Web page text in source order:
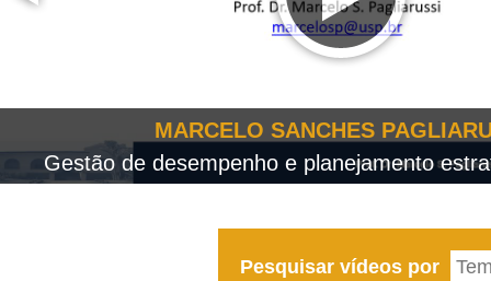
MARCELO SANCHES
Gestão de desempenho e planejamento
Pesquisar vídeos por